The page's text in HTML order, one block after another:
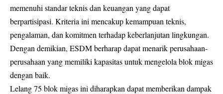
memenuhi standar teknis dan keuangan yang dapat
berpartisipasi. Kriteria ini mencakup kemampuan teknis,
pengalaman, dan komitmen terhadap keberlanjutan lingkungan.
Dengan demikian, ESDM berharap dapat menarik perusahaan-
perusahaan yang memiliki kapasitas untuk mengelola blok migas
dengan baik.
Lelang 75 blok migas ini diharapkan dapat memberikan dampak